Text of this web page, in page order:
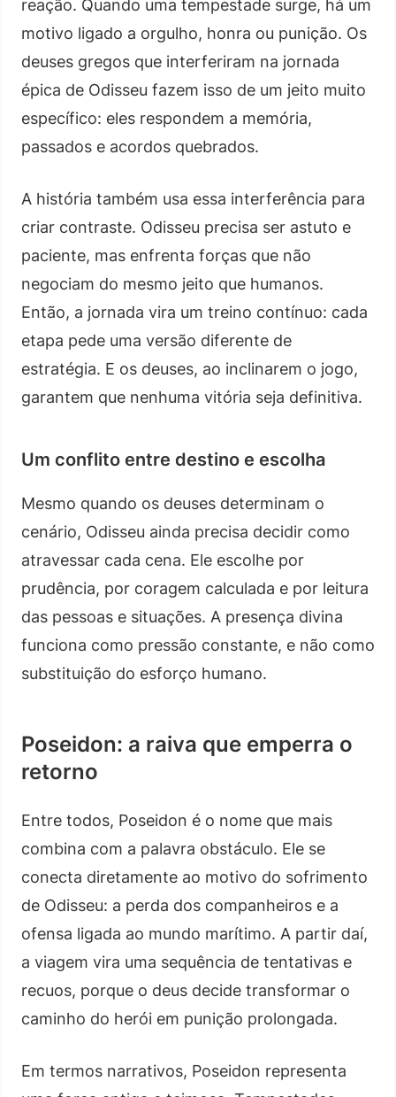
reação. Quando uma tempestade surge, há um
motivo ligado a orgulho, honra ou punição. Os
deuses gregos que interferiram na jornada
épica de Odisseu fazem isso de um jeito muito
específico: eles respondem a memória,
passados e acordos quebrados.
A história também usa essa interferência para
criar contraste. Odisseu precisa ser astuto e
paciente, mas enfrenta forças que não
negociam do mesmo jeito que humanos.
Então, a jornada vira um treino contínuo: cada
etapa pede uma versão diferente de
estratégia. E os deuses, ao inclinarem o jogo,
garantem que nenhuma vitória seja definitiva.
Um conflito entre destino e escolha
Mesmo quando os deuses determinam o
cenário, Odisseu ainda precisa decidir como
atravessar cada cena. Ele escolhe por
prudência, por coragem calculada e por leitura
das pessoas e situações. A presença divina
funciona como pressão constante, e não como
substituição do esforço humano.
Poseidon: a raiva que emperra o
retorno
Entre todos, Poseidon é o nome que mais
combina com a palavra obstáculo. Ele se
conecta diretamente ao motivo do sofrimento
de Odisseu: a perda dos companheiros e a
ofensa ligada ao mundo marítimo. A partir daí,
a viagem vira uma sequência de tentativas e
recuos, porque o deus decide transformar o
caminho do herói em punição prolongada.
Em termos narrativos, Poseidon representa